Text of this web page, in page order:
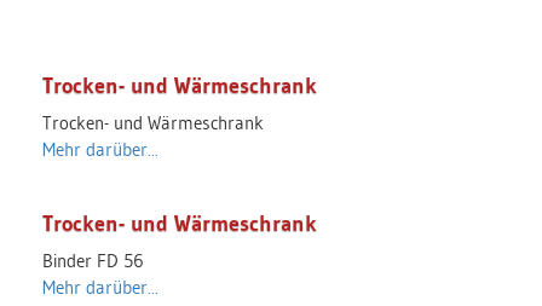
Trocken- und Wärmeschrank
Trocken- und Wärmeschrank
Mehr darüber...
Trocken- und Wärmeschrank
Binder FD 56
Mehr darüber...